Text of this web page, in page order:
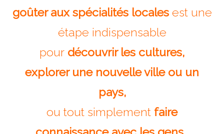
Paraguay
Lac Titicaca
Machu Picchu
ASIE
Chine
goûter aux spécialités locales est une
étape indispensable
pour découvrir les cultures,
explorer une nouvelle ville ou un
pays,
ou tout simplement faire